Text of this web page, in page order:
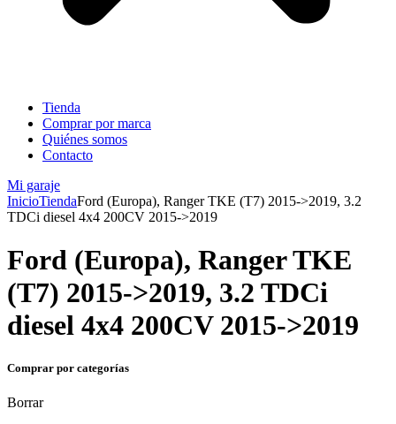
Tienda
Comprar por marca
Quiénes somos
Contacto
Mi garaje
InicioTiendaFord (Europa), Ranger TKE (T7) 2015->2019, 3.2
TDCi diesel 4x4 200CV 2015->2019
Ford (Europa), Ranger TKE
(T7) 2015->2019, 3.2 TDCi
diesel 4x4 200CV 2015->2019
Comprar por categorías
Borrar